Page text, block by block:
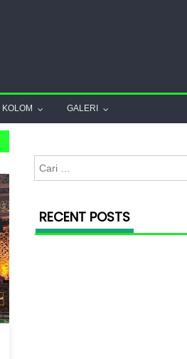
KOLOM GALERI
Cari untuk:
RECENT POSTS